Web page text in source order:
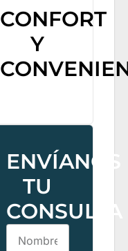
CONFORT
Y
ENVÍANOS
TU
CONSULTA